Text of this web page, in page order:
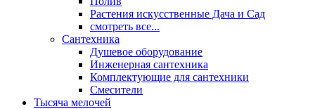
Растения искусственные Дача и Сад
смотреть все...
Сантехника
Душевое оборудование
Инженерная сантехника
Комплектующие для сантехники
Смесители
Тысяча мелочей